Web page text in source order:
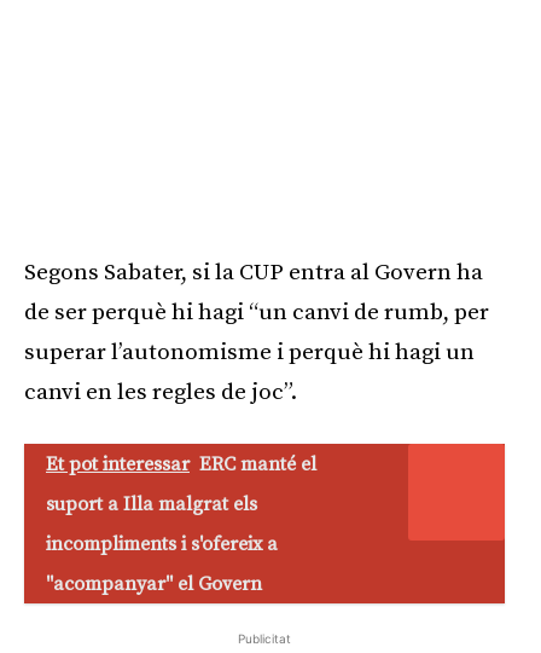
Segons Sabater, si la CUP entra al Govern ha
de ser perquè hi hagi “un canvi de rumb, per
superar l’autonomisme i perquè hi hagi un
canvi en les regles de joc”.
Et pot interessar ERC manté el
suport a Illa malgrat els
incompliments i s'ofereix a
"acompanyar" el Govern
Publicitat